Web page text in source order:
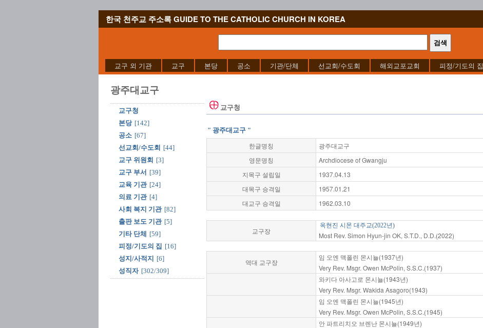
한국 천주교 주소록 GUIDE TO THE CATHOLIC CHURCH IN KOREA
교구 외 기관 교구 본당 공소 기관/단체 선교회/수도회 해외교포교회 피정/기도의 집
광주대교구
교구청
본당 [142]
공소 [67]
선교회/수도회 [44]
교구 위원회 [3]
교구 부서 [39]
교육 기관 [24]
의료 기관 [4]
사회 복지 기관 [82]
출판 보도 기관 [5]
기타 단체
[59]
피정/기도의 집 [16]
성지/사적지
[6]
성직자 [302/309]
교구청
" 광주대교구 "
한글명칭
광주대교구
영문명칭
Archdiocese of Gwangju
지목구 설립일
1937.04.13
대목구 승격일
1957.01.21
대교구 승격일
1962.03.10
교구장
옥현진 시몬 대주교(2022년)
Most Rev. Simon Hyun-jin OK, S.T.D., D.D.(2022)
역대 교구장
임 오엔 맥폴린 몬시뇰(1937년)
Very Rev. Msgr. Owen McPolin, S.S.C.(1937)
와키다 아사고로 몬시뇰(1943년)
Very Rev. Msgr. Wakida Asagoro(1943)
임 오엔 맥폴린 몬시뇰(1945년)
Very Rev. Msgr. Owen McPolin, S.S.C.(1945)
안 파트리치오 브렌난 몬시뇰(1949년)